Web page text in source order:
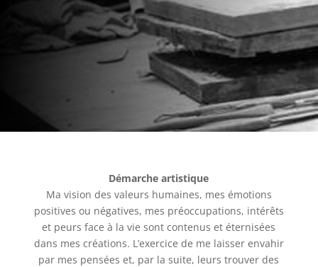
Démarche artistique
Ma vision des valeurs humaines, mes émotions
positives ou négatives, mes préoccupations, intérêts
et peurs face à la vie sont contenus et éternisées
dans mes créations. L’exercice de me laisser envahir
par mes pensées et, par la suite, leurs trouver des